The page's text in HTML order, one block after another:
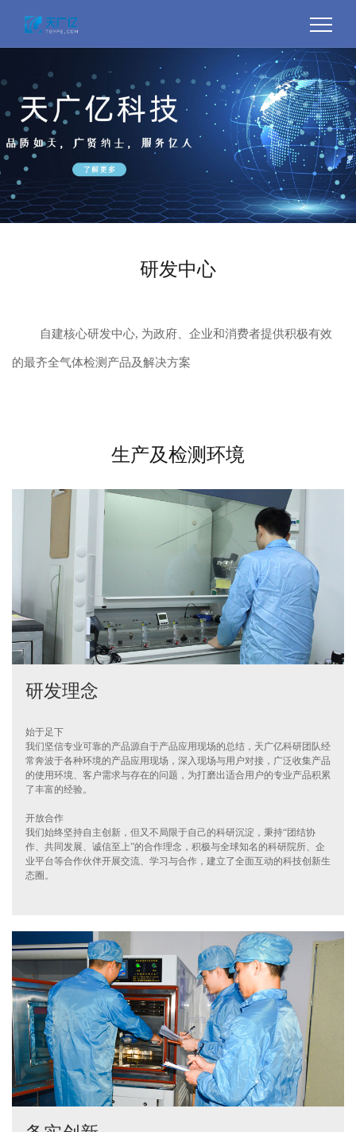
研发中心
自建核心研发中心, 为政府、企业和消费者提供积极有效
的最齐全气体检测产品及解决方案
生产及检测环境
研发理念
始于足下
我们坚信专业可靠的产品源自于产品应用现场的总结，天广亿科研团队经
常奔波于各种环境的产品应用现场，深入现场与用户对接，广泛收集产品
的使用环境、客户需求与存在的问题，为打磨出适合用户的专业产品积累
了丰富的经验。
开放合作
我们始终坚持自主创新，但又不局限于自己的科研沉淀，秉持“团结协
作、共同发展、诚信至上”的合作理念，积极与全球知名的科研院所、企
业平台等合作伙伴开展交流、学习与合作，建立了全面互动的科技创新生
态圈。